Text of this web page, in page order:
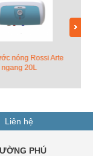
nóng Rossi Arte
ngang 20L
Liên hệ
PHÚ